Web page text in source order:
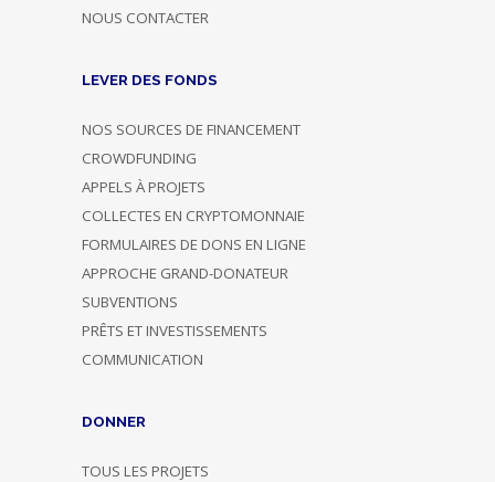
NOUS CONTACTER
LEVER DES FONDS
NOS SOURCES DE FINANCEMENT
CROWDFUNDING
APPELS À PROJETS
COLLECTES EN CRYPTOMONNAIE
FORMULAIRES DE DONS EN LIGNE
APPROCHE GRAND-DONATEUR
SUBVENTIONS
PRÊTS ET INVESTISSEMENTS
COMMUNICATION
DONNER
TOUS LES PROJETS